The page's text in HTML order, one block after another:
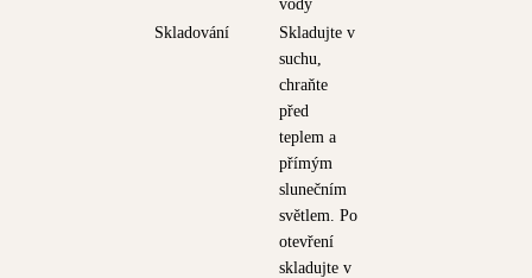
vody
Skladování
Skladujte v
suchu,
chraňte
před
teplem a
přímým
slunečním
světlem. Po
otevření
skladujte v